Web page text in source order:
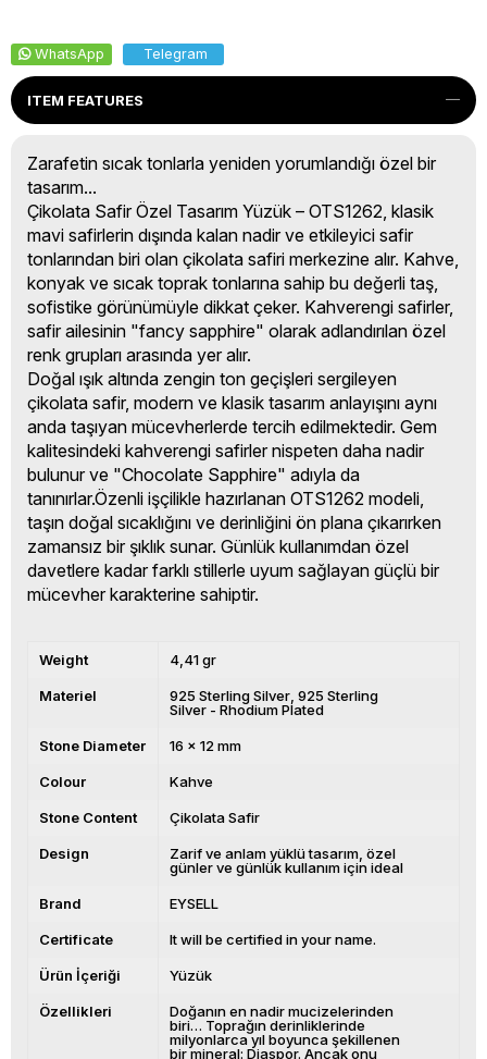
WhatsApp Telegram
ITEM FEATURES
Zarafetin sıcak tonlarla yeniden yorumlandığı özel bir
tasarım...
Çikolata Safir Özel Tasarım Yüzük – OTS1262, klasik
mavi safirlerin dışında kalan nadir ve etkileyici safir
tonlarından biri olan çikolata safiri merkezine alır. Kahve,
konyak ve sıcak toprak tonlarına sahip bu değerli taş,
sofistike görünümüyle dikkat çeker. Kahverengi safirler,
safir ailesinin "fancy sapphire" olarak adlandırılan özel
renk grupları arasında yer alır.
Doğal ışık altında zengin ton geçişleri sergileyen
çikolata safir, modern ve klasik tasarım anlayışını aynı
anda taşıyan mücevherlerde tercih edilmektedir. Gem
kalitesindeki kahverengi safirler nispeten daha nadir
bulunur ve "Chocolate Sapphire" adıyla da
tanınırlar.Özenli işçilikle hazırlanan OTS1262 modeli,
taşın doğal sıcaklığını ve derinliğini ön plana çıkarırken
zamansız bir şıklık sunar. Günlük kullanımdan özel
davetlere kadar farklı stillerle uyum sağlayan güçlü bir
mücevher karakterine sahiptir.
Weight 4,41 gr
Materiel 925 Sterling Silver 925 Sterling
Silver - Rhodium Plated
Stone Diameter 16 x 12 mm
Colour Kahve
Stone Content Çikolata Safir
Design
Zarif ve anlam yüklü tasarım, özel
günler ve günlük kullanım için ideal
Brand EYSELL
Certificate It will be certified in your name.
Ürün İçeriği Yüzük
Özellikleri
Doğanın en nadir mucizelerinden
biri… Toprağın derinliklerinde
milyonlarca yıl boyunca şekillenen
bir mineral: Diaspor. Ancak onu